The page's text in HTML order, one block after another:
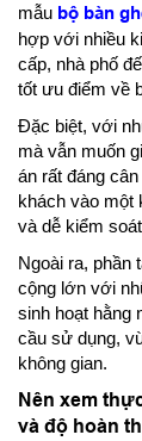
mẫu bộ bàn
hợp với nhiều
cấp, nhà phố
tốt ưu điểm về
Đặc biệt, với
mà vẫn muốn
án rất đáng
khách vào một
và dễ kiểm
Ngoài ra, phần
cộng lớn với
sinh hoạt hằng
cầu sử dụng,
không gian.
Nên xem
và độ hoàn